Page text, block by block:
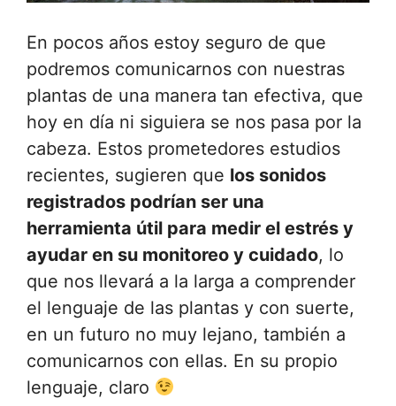
En pocos años estoy seguro de que
podremos comunicarnos con nuestras
plantas de una manera tan efectiva, que
hoy en día ni siguiera se nos pasa por la
cabeza. Estos prometedores estudios
recientes, sugieren que los sonidos
registrados podrían ser una
herramienta útil para medir el estrés y
ayudar en su monitoreo y cuidado, lo
que nos llevará a la larga a comprender
el lenguaje de las plantas y con suerte,
en un futuro no muy lejano, también a
comunicarnos con ellas. En su propio
lenguaje, claro